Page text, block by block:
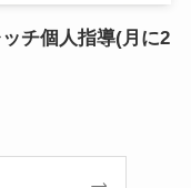
チ個人指導(月に2